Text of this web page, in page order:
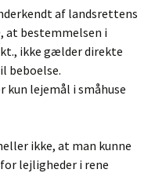
af landsrettens
, at bestemmelsen i
ikke gælder direkte
beboelse.
kun lejemål i småhuse
ikke, at man kunne
lejligheder i rene